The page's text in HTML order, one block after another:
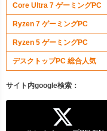
Core Ultra 7 ゲーミングPC
Ryzen 7 ゲーミングPC
Ryzen 5 ゲーミングPC
デスクトップPC 総合人気
サイト内google検索：